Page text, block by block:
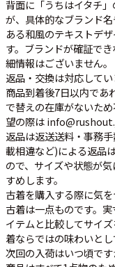
背面に「うちはイタチ
が、具体的なブランド
ある和風のテキストデ
す。ブランドが確証で
細情報はございません。
返品・交換は対応してい
商品到着後7日以内であ
で替えの在庫がないた
望の際は
返品は返送送料・事務
載相違など)による返品
ので、サイズや状態が
すめします。
古着を購入する際に気
古着は一点ものです。
イテムと比較してサイ
着ならではの味わいとし
次回の入荷はいつ頃です